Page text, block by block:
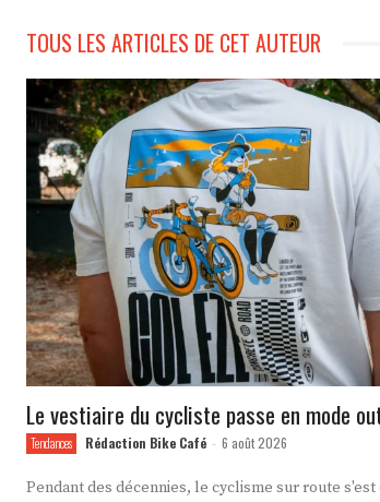
TOUS LES ARTICLES DE CET AUTEUR
Le vestiaire du cycliste passe en mode
Tendances Rédaction Bike Café - 6 août 2026
Pendant des décennies, le cyclisme sur route